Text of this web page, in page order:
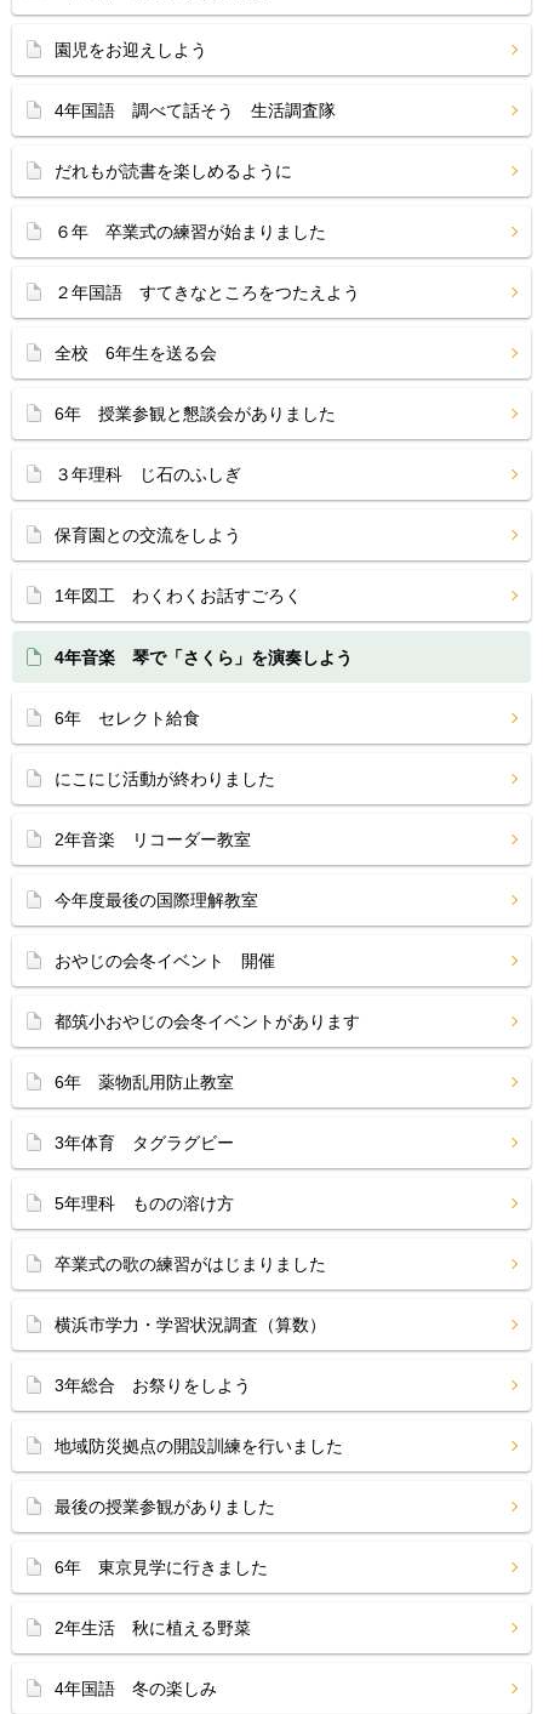
園児をお迎えしよう
4年国語 調べて話そう 生活調査隊
だれもが読書を楽しめるように
６年 卒業式の練習が始まりました
２年国語 すてきなところをつたえよう
全校 6年生を送る会
6年 授業参観と懇談会がありました
３年理科 じ石のふしぎ
保育園との交流をしよう
1年図工 わくわくお話すごろく
4年音楽 琴で「さくら」を演奏しよう
6年 セレクト給食
にこにじ活動が終わりました
2年音楽 リコーダー教室
今年度最後の国際理解教室
おやじの会冬イベント 開催
都筑小おやじの会冬イベントがあります
6年 薬物乱用防止教室
3年体育 タグラグビー
5年理科 ものの溶け方
卒業式の歌の練習がはじまりました
横浜市学力・学習状況調査（算数）
3年総合 お祭りをしよう
地域防災拠点の開設訓練を行いました
最後の授業参観がありました
6年 東京見学に行きました
2年生活 秋に植える野菜
4年国語 冬の楽しみ